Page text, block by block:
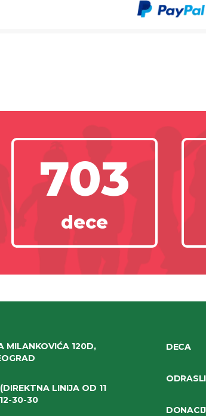
703
dece
MILANKOVIĆA 120D,
(DIREKTNA LINIJA OD 11
30-30
DECA
ODRASLI